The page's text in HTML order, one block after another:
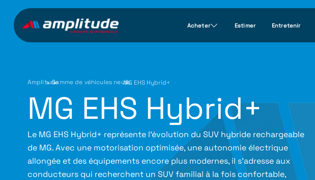
Acheter Estimer Entretenir
Amplitude
›
Gamme de véhicules neufs
›
MG EHS Hybrid+
MG EHS Hybrid+
Le MG EHS Hybrid+ représente l’évolution du SUV hybride rechargeable
de MG. Avec une motorisation optimisée, une autonomie électrique
allongée et des équipements encore plus modernes, il s’adresse aux
conducteurs qui recherchent un SUV familial à la fois confortable,